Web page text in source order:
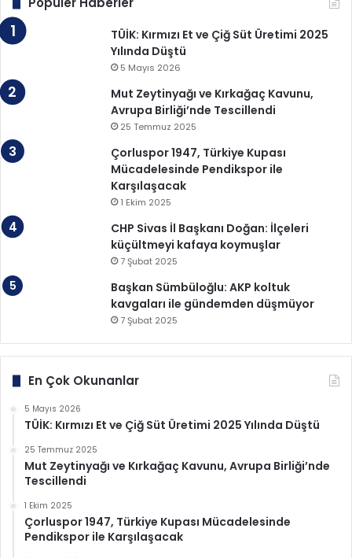
TÜİK: Kırmızı Et ve Çiğ Süt Üretimi 2025
Yılında Düştü
5 Mayıs 2026
Mut Zeytinyağı ve Kırkağaç Kavunu,
Avrupa Birliği’nde Tescillendi
25 Temmuz 2025
Çorluspor 1947, Türkiye Kupası
Mücadelesinde Pendikspor ile
Karşılaşacak
1 Ekim 2025
CHP Sivas İl Başkanı Doğan: İlçeleri
küçültmeyi kafaya koymuşlar
7 Şubat 2025
Başkan Sümbüloğlu: AKP koltuk
kavgaları ile gündemden düşmüyor
7 Şubat 2025
En Çok Okunanlar
5 Mayıs 2026
TÜİK: Kırmızı Et ve Çiğ Süt Üretimi 2025 Yılında Düştü
25 Temmuz 2025
Mut Zeytinyağı ve Kırkağaç Kavunu, Avrupa Birliği’nde
Tescillendi
1 Ekim 2025
Çorluspor 1947, Türkiye Kupası Mücadelesinde
Pendikspor ile Karşılaşacak